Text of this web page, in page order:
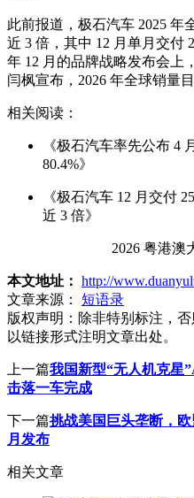
此前报道，极石汽车 2025 年
近 3 倍，其中 12 月单月交付
年 12 月的品牌战略发布会上
闫枫宣布，2026 年全球销量
相关阅读：
《极石汽车率先公布 4
80.4%》
《极石汽车 12 月交付
近 3 倍》
2026 粤港澳
本文地址： http://
文章来源：
短语录
版权声明： 除非特别标注，
以链接形式注明文章出处。
上一篇我国新型“无人机克星
击落一车完成
下一篇挑战美国巨头垄断，
月发布
相关文章